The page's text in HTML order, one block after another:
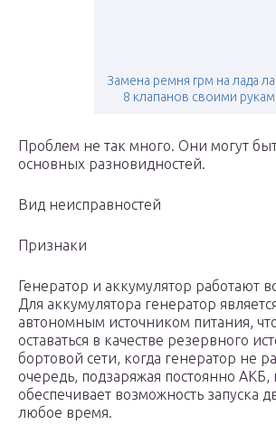
Замена ремня грм на лада
8 клапанов своими
Проблем не так много. Они могут
основных разновидностей.
Вид неисправностей
Признаки
Генератор и аккумулятор работают
Для аккумулятора генератор
автономным источником питания,
оставаться в качестве резервного
бортовой сети, когда генератор не
очередь, подзаряжая постоянно АКБ,
обеспечивает возможность запуска
любое время.